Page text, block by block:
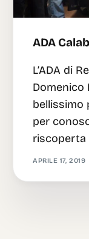
ADA
L’ADA di
Domenico
bellissimo
per
riscoperta
APRILE 17, 2019